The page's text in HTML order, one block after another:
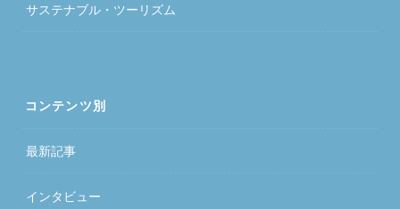
サステナブル・ツーリズム
コンテンツ別
最新記事
インタビュー